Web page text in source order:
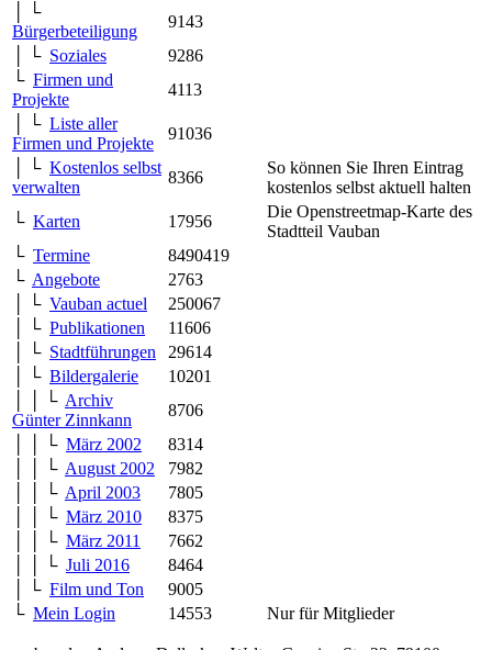
│ └
Bürgerbeteiligung
9143
│ └ Soziales
9286
└ Firmen und
Projekte
4113
│ └ Liste aller
Firmen und Projekte
91036
│ └ Kostenlos selbst
verwalten
8366
So können Sie Ihren Eintrag
kostenlos selbst aktuell halten
└ Karten 17956
Die Openstreetmap-Karte des
Stadtteil Vauban
└ Termine
8490419
└ Angebote
2763
│ └ Vauban actuel
250067
│ └ Publikationen
11606
│ └ Stadtführungen
29614
│ └ Bildergalerie
10201
│ │ └ Archiv
Günter Zinnkann
8706
│ │ └ März 2002
8314
│ │ └ August 2002
7982
│ │ └ April 2003
7805
│ │ └ März 2010
8375
│ │ └ März 2011
7662
│ │ └ Juli 2016
8464
│ └ Film und Ton
9005
└ Mein Login 14553 Nur für Mitglieder